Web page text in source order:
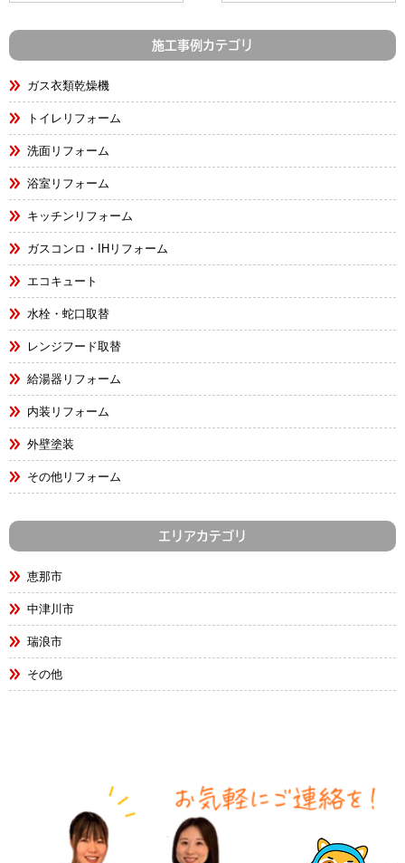
施工事例カテゴリ
ガス衣類乾燥機
トイレリフォーム
洗面リフォーム
浴室リフォーム
キッチンリフォーム
ガスコンロ・IHリフォーム
エコキュート
水栓・蛇口取替
レンジフード取替
給湯器リフォーム
内装リフォーム
外壁塗装
その他リフォーム
エリアカテゴリ
恵那市
中津川市
瑞浪市
その他